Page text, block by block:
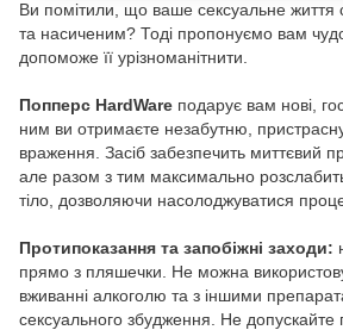
Ви помітили, що ваше сексуальне
та насиченим? Тоді пропонуємо вам
допоможе її урізноманітнити.
Попперс HardWare подарує вам нові,
ним ви отримаєте незабутню, пристрасну
враження. Засіб забезпечить миттєвий
але разом з тим максимально
тіло, дозволяючи насолоджуватися
Протипоказання та запобіжні заходи:
прямо з пляшечки. Не можна
вживанні алкоголю та з іншими
сексуального збудження. Не допускайте